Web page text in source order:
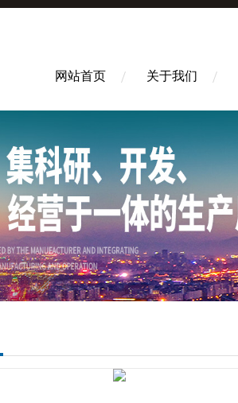
网站首页 关于我们